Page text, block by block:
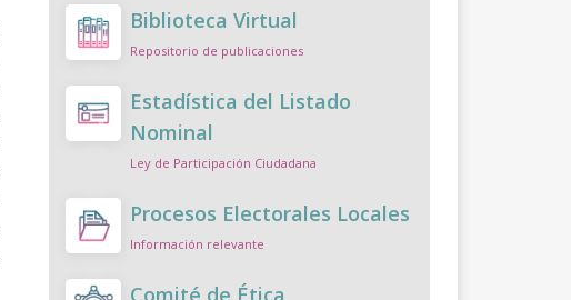
Biblioteca Virtual
Repositorio de publicaciones
Estadística del Listado
Nominal
Ley de Participación Ciudadana
Procesos Electorales Locales
Información relevante